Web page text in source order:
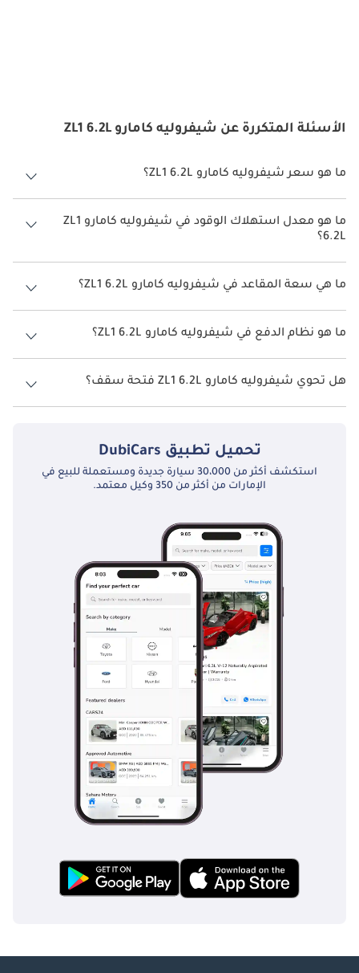
الأسئلة المتكررة عن شيفروليه كامارو ZL1 6.2L
ما هو سعر شيفروليه كامارو ZL1 6.2L؟
سعر شيفروليه كامارو ZL1 6.2L هو درهم 314,800.
ما هو معدل استهلاك الوقود في شيفروليه كامارو ZL1
6.2L؟
يبلغ معدل استهلاك الوقود المقترح من الشركة المصنعة لسيارة شيفروليه
كامارو 2026 من 6 كم/ليتر - 7 كم/ليتر.
ما هي سعة المقاعد في شيفروليه كامارو ZL1 6.2L؟
تتسع شيفروليه كامارو ZL1 6.2L لأ 4 أشخاص.
ما هو نظام الدفع في شيفروليه كامارو ZL1 6.2L؟
نظام الدفع في شيفروليه كامارو Rear Wheel Drive ZL1 6.2L.
هل تحوي شيفروليه كامارو ZL1 6.2L فتحة سقف؟
نعم توفر شيفروليه كامارو ZL1 6.2L فتحة السقف كخيار.
تحميل تطبيق DubiCars
استكشف أكثر من 30،000 سيارة جديدة ومستعملة للبيع في
الإمارات من أكثر من 350 وكيل معتمد.